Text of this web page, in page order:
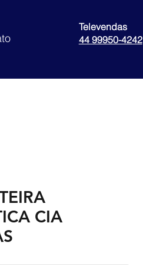
Televendas
44 99950-4242
CIA